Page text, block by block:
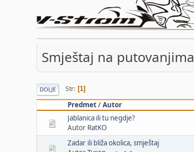
Smještaj na putovanjima
DOLJE Str 1
Predmet/Autor
Jablanica ili tu negdje?
Autor RatKO
Zadar ili bliža okolica, smještaj